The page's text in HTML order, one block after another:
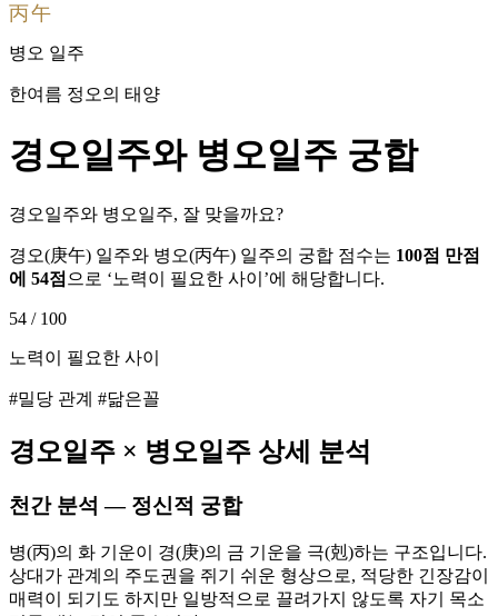
丙午
병오 일주
한여름 정오의 태양
경오일주와 병오일주 궁합
경오일주와 병오일주, 잘 맞을까요?
경오(庚午) 일주와 병오(丙午) 일주의 궁합 점수는 100점 만점
에 54점 으로 ‘노력이 필요한 사이 ’에 해당합니다.
54 / 100
노력이 필요한 사이
#밀당 관계 #닮은꼴
경오일주 × 병오일주 상세 분석
천간 분석 — 정신적 궁합
병(丙)의 화 기운이 경(庚)의 금 기운을 극(剋)하는 구조입니다.
상대가 관계의 주도권을 쥐기 쉬운 형상으로, 적당한 긴장감이
매력이 되기도 하지만 일방적으로 끌려가지 않도록 자기 목소